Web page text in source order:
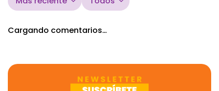
Cargando comentarios…